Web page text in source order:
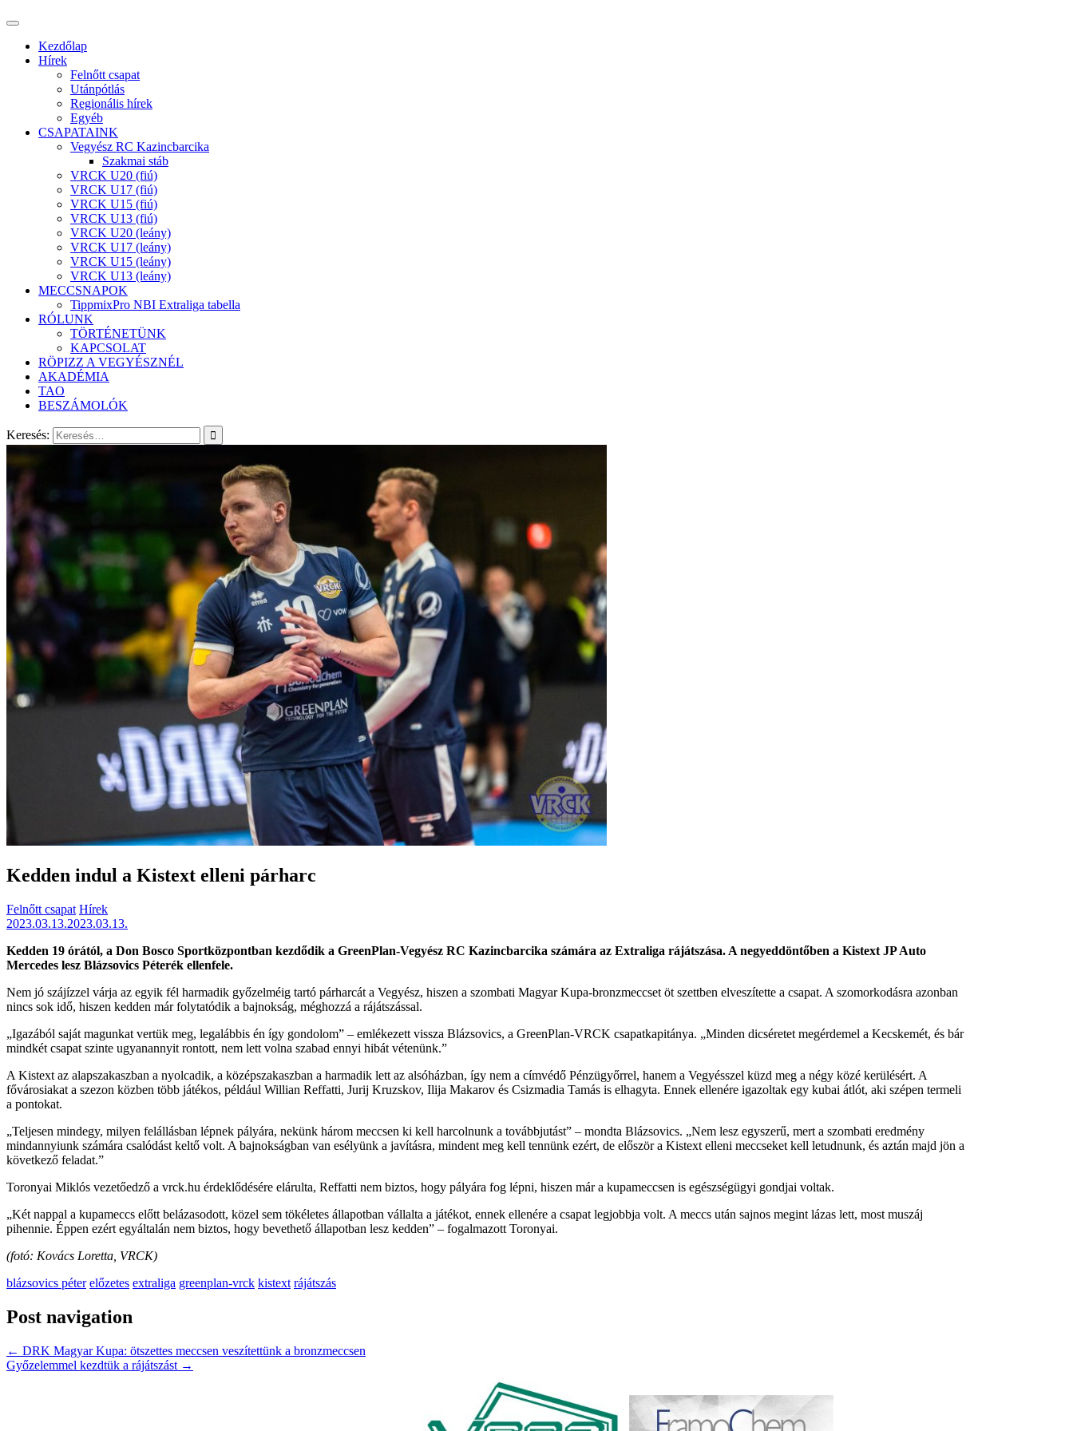
Kezdőlap
Hírek
Felnőtt csapat
Utánpótlás
Regionális hírek
Egyéb
CSAPATAINK
Vegyész RC Kazincbarcika
Szakmai stáb
VRCK U20 (fiú)
VRCK U17 (fiú)
VRCK U15 (fiú)
VRCK U13 (fiú)
VRCK U20 (leány)
VRCK U17 (leány)
VRCK U15 (leány)
VRCK U13 (leány)
MECCSNAPOK
TippmixPro NBI Extraliga tabella
RÓLUNK
TÖRTÉNETÜNK
KAPCSOLAT
RÖPIZZ A VEGYÉSZNÉL
AKADÉMIA
TAO
BESZÁMOLÓK
Keresés:
Kedden indul a Kistext elleni párharc
Felnőtt csapat Hírek
2023.03.13.2023.03.13.
Kedden 19 órától, a Don Bosco Sportközpontban kezdődik a GreenPlan-Vegyész RC Kazincbarcika számára az Extraliga rájátszása. A negyeddöntőben a Kistext JP Auto
Mercedes lesz Blázsovics Péterék ellenfele.
Nem jó szájízzel várja az egyik fél harmadik győzelméig tartó párharcát a Vegyész, hiszen a szombati Magyar Kupa-bronzmeccset öt szettben elveszítette a csapat. A szomorkodásra azonban
nincs sok idő, hiszen kedden már folytatódik a bajnokság, méghozzá a rájátszással.
„Igazából saját magunkat vertük meg, legalábbis én így gondolom” – emlékezett vissza Blázsovics, a GreenPlan-VRCK csapatkapitánya. „Minden dicséretet megérdemel a Kecskemét, és bár
mindkét csapat szinte ugyanannyit rontott, nem lett volna szabad ennyi hibát vétenünk.”
A Kistext az alapszakaszban a nyolcadik, a középszakaszban a harmadik lett az alsóházban, így nem a címvédő Pénzügyőrrel, hanem a Vegyésszel küzd meg a négy közé kerülésért. A
fővárosiakat a szezon közben több játékos, például Willian Reffatti, Jurij Kruzskov, Ilija Makarov és Csizmadia Tamás is elhagyta. Ennek ellenére igazoltak egy kubai átlót, aki szépen termeli
a pontokat.
„Teljesen mindegy, milyen felállásban lépnek pályára, nekünk három meccsen ki kell harcolnunk a továbbjutást” – mondta Blázsovics. „Nem lesz egyszerű, mert a szombati eredmény
mindannyiunk számára csalódást keltő volt. A bajnokságban van esélyünk a javításra, mindent meg kell tennünk ezért, de először a Kistext elleni meccseket kell letudnunk, és aztán majd jön a
következő feladat.”
Toronyai Miklós vezetőedző a vrck.hu érdeklődésére elárulta, Reffatti nem biztos, hogy pályára fog lépni, hiszen már a kupameccsen is egészségügyi gondjai voltak.
„Két nappal a kupameccs előtt belázasodott, közel sem tökéletes állapotban vállalta a játékot, ennek ellenére a csapat legjobbja volt. A meccs után sajnos megint lázas lett, most muszáj
pihennie. Éppen ezért egyáltalán nem biztos, hogy bevethető állapotban lesz kedden” – fogalmazott Toronyai.
(fotó: Kovács Loretta, VRCK)
blázsovics péter előzetes extraliga greenplan-vrck kistext rájátszás
Post navigation
← DRK Magyar Kupa: ötszettes meccsen veszítettünk a bronzmeccsen
Győzelemmel kezdtük a rájátszást →